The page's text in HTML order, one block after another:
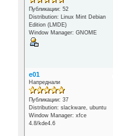
Публикации: 52
Distribution: Linux Mint Debian
Edition (LMDE)
Window Manager: GNOME
e01
Напреднали
Публикации: 37
Distribution: slackware, ubuntu
Window Manager: xfce
4.8/kde4.6